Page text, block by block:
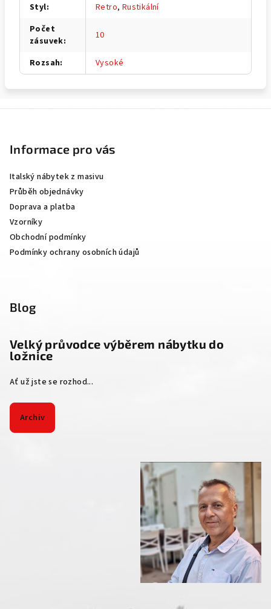
Styl: Retro, Rustikální
Počet
zásuvek: 10
Rozsah: Vysoké
Informace pro vás
Italský nábytek z masivu
Průběh objednávky
Doprava a platba
Vzorníky
Obchodní podmínky
Podmínky ochrany osobních údajů
Blog
Velký průvodce výběrem nábytku do
ložnice
Ať už jste se rozhod...
Archiv